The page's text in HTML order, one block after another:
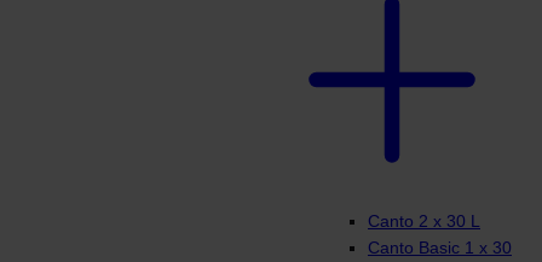
Canto 2 x 30 L
Canto Basic 1 x 30